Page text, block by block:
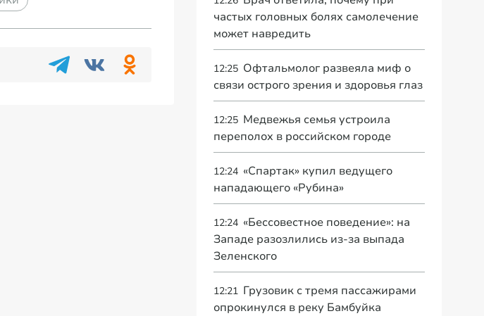
частых головных болях самолечение
может навредить
12:25 Офтальмолог развеяла миф о
связи острого зрения и здоровья глаз
12:25 Медвежья семья устроила
переполох в российском городе
12:24 «Спартак» купил ведущего
нападающего «Рубина»
12:24 «Бессовестное поведение»: на
Западе разозлились из-за выпада
Зеленского
12:21 Грузовик с тремя пассажирами
опрокинулся в реку Бамбуйка